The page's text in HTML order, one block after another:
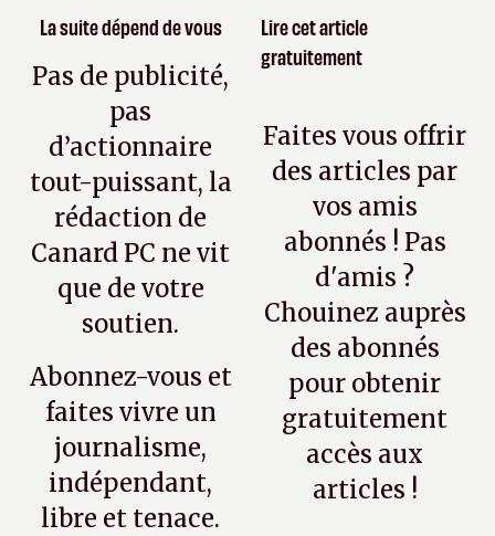
La suite dépend de vous
Pas de publicité,
pas
d’actionnaire
tout-puissant, la
rédaction de
Canard PC ne vit
que de votre
soutien.
Abonnez-vous et
faites vivre un
journalisme,
indépendant,
libre et tenace.
Lire cet article
gratuitement
Faites vous offrir
des articles par
vos amis
abonnés ! Pas
d'amis ?
Chouinez auprès
des abonnés
pour obtenir
gratuitement
accès aux
articles !